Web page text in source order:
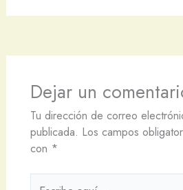
Dejar un
Tu dirección de correo
publicada. Los campos
con *